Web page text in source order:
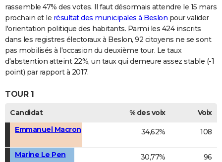
rassemble 47% des votes. Il faut désormais attendre le 15 mars
prochain et le résultat des municipales à Beslon pour valider
l'orientation politique des habitants. Parmi les 424 inscrits
dans les registres électoraux à Beslon, 92 citoyens ne se sont
pas mobilisés à l'occasion du deuxième tour. Le taux
d'abstention atteint 22%, un taux qui demeure assez stable (-1
point) par rapport à 2017.
TOUR 1
Candidat % des voix
Voix
Emmanuel Macron
34,62% 108
Marine Le Pen 30,77% 96